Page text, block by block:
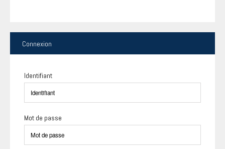
Connexion
Identifiant
Mot de passe